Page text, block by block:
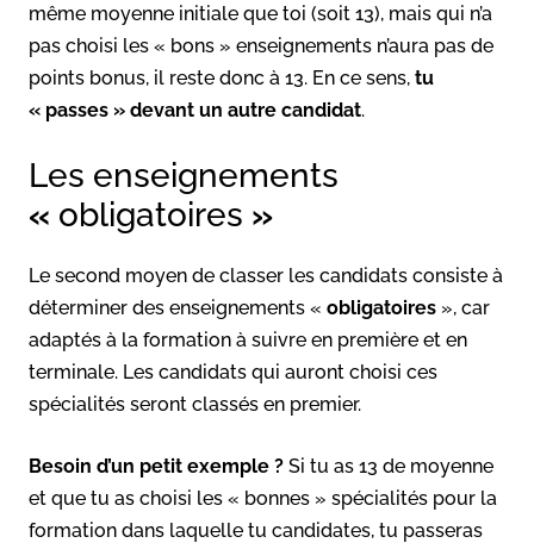
même moyenne initiale que toi (soit 13), mais qui n’a
pas choisi les « bons » enseignements n’aura pas de
points bonus, il reste donc à 13. En ce sens, tu
« passes » devant un autre candidat.
Les enseignements
« obligatoires »
Le second moyen de classer les candidats consiste à
déterminer des enseignements « obligatoires », car
adaptés à la formation à suivre en première et en
terminale. Les candidats qui auront choisi ces
spécialités seront classés en premier.
Besoin d’un petit exemple ? Si tu as 13 de moyenne
et que tu as choisi les « bonnes » spécialités pour la
formation dans laquelle tu candidates, tu passeras